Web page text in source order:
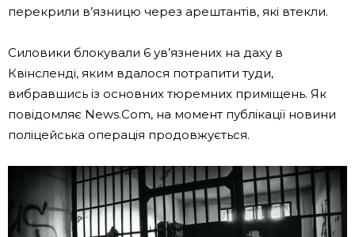
перекрили в’язницю через арештантів, які втекли.
Силовики блокували 6 ув’язнених на даху в
Квінсленді, яким вдалося потрапити туди,
вибравшись із основних тюремних приміщень. Як
повідомляє News.Com, на момент публікації новини
поліцейська операція продовжується.